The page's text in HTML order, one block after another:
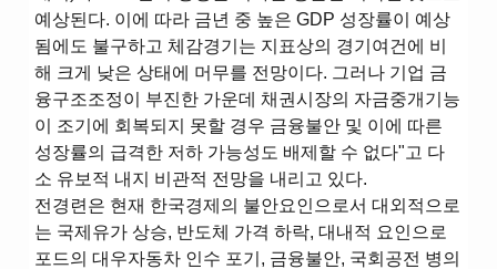
예상된다. 이에 따라 금년 중 높은 GDP 성장률이 예상
됨에도 불구하고 체감경기는 지표상의 경기여건에 비
해 크게 낮은 상태에 머무를 전망이다. 그러나 기업 금
융구조조정이 부진한 가운데 채권시장의 자금중개기능
이 조기에 회복되지 못할 경우 금융불안 및 이에 따른
성장률의 급격한 저하 가능성도 배제할 수 없다"고 다
소 유보적 내지 비관적 전망을 내리고 있다.
전경련은 현재 한국경제의 불안요인으로서 대외적으로
는 국제유가 상승, 반도체 가격 하락, 대내적 요인으로
포드의 대우자동차 인수 포기, 금융불안, 국회공전 병의